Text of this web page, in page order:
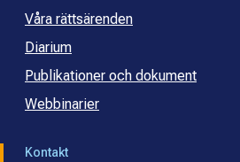
Våra rättsärenden
Diarium
Publikationer och dokument
Webbinarier
Kontakt